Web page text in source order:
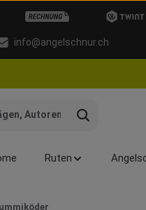
info@angelschnur.ch
Ruten